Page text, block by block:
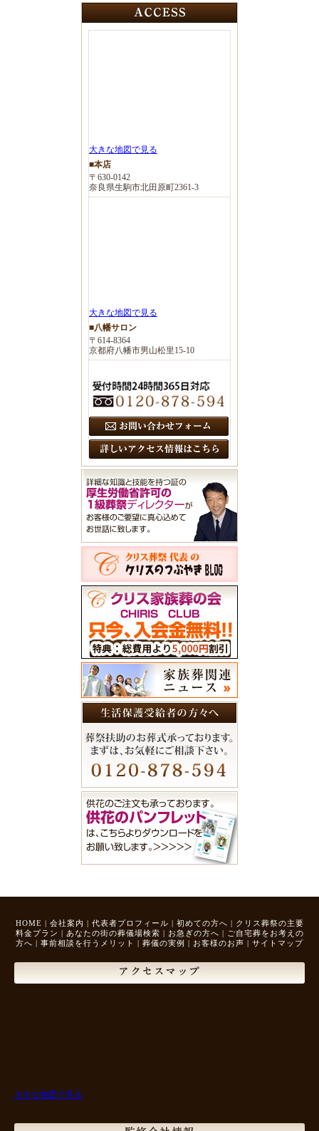
大きな地図で見る
■本店
〒630-0142
奈良県生駒市北田原町2361-3
大きな地図で見る
■八幡サロン
〒614-8364
京都府八幡市男山松里15-10
HOME | 会社案内 | 代表者プロフィール | 初めての方へ | クリス葬祭の主要
料金プラン | あなたの街の葬儀場検索 | お急ぎの方へ | ご自宅葬をお考えの
方へ | 事前相談を行うメリット | 葬儀の実例 | お客様のお声 | サイトマップ
アクセスマップ
大きな地図で見る